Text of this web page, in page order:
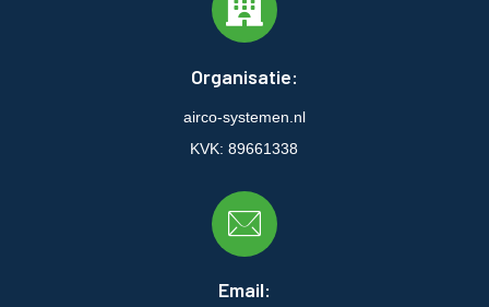
Organisatie:
airco-systemen.nl
KVK: 89661338
Email: